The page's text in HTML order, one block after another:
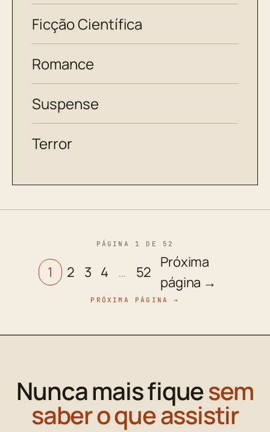
Ficção Científica
Romance
Suspense
Terror
PÁGINA 1 DE 52
1 2 3 4 … 52
Próxima
página →
PRÓXIMA PÁGINA →
Nunca mais fiquesem
saber o que assistir